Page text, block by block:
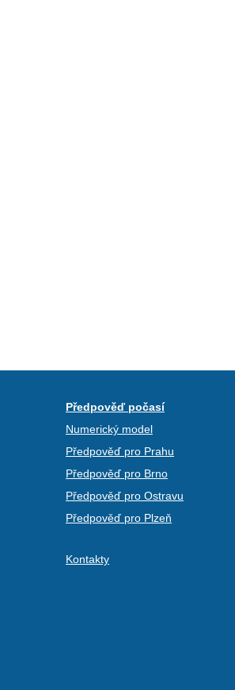
Předpověď počasí
Numerický model
Předpověď pro Prahu
Předpověď pro Brno
Předpověď pro Ostravu
Předpověď pro Plzeň
Kontakty